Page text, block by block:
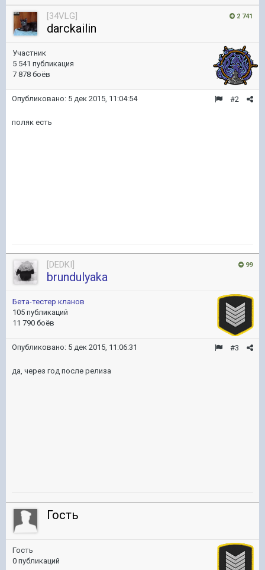
2 741
[34VLG]
darckailin
Участник
5 541 публикация
7 878 боёв
#2
Опубликовано: 5 дек 2015, 11:04:54
поляк есть
99
[DEDKI]
brundulyaka
Бета-тестер кланов
105 публикаций
11 790 боёв
#3
Опубликовано: 5 дек 2015, 11:06:31
да, через год после релиза
Гость
Гость
0 публикаций